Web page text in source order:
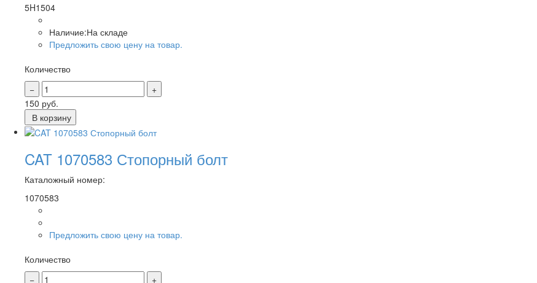
5H1504
Наличие:На складе
Предложить свою цену на товар.
Количество
150 руб.
В корзину
CAT 1070583 Стопорный болт
Каталожный номер:
1070583
Предложить свою цену на товар.
Количество